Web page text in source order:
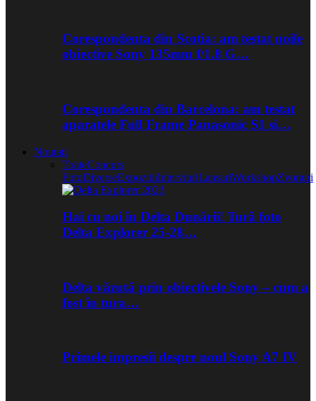
Corespondenta din Scotia: am testat noile
obiective Sony 135mm f/1.8 G…
Corespondenta din Barcelona: am testat
aparatele Full Frame Panasonic S1 si…
Noutati
ToateConcurs
FotoDiverseExpozitiiInterviuriLansariWorkshopZvonuri
Hai cu noi în Delta Dunării! Tură foto
Delta Explorer 25-28…
Delta văzută prin obiectivele Sony – cum a
fost în tura…
Primele impresii despre noul Sony A7 IV